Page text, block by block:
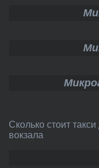
Сколько стоит такси до Электростали с Киевского
вокзала